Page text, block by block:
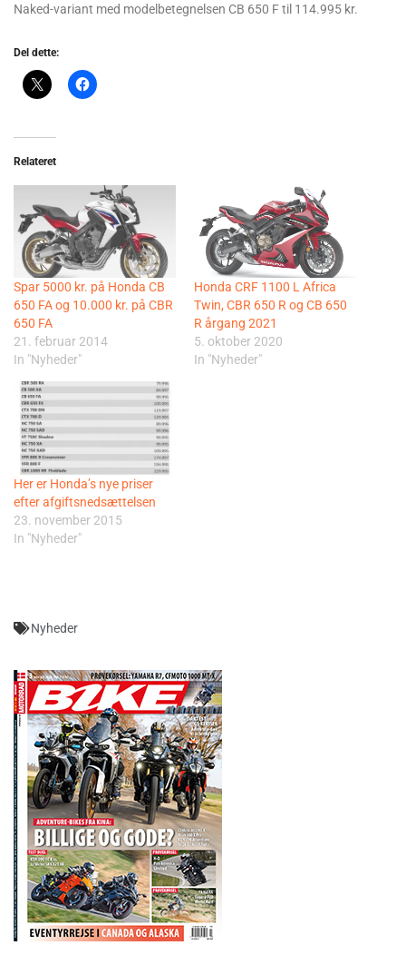
Naked-variant med modelbetegnelsen CB 650 F til 114.995 kr.
Del dette:
Relateret
Spar 5000 kr. på Honda CB
650 FA og 10.000 kr. på CBR
650 FA
21. februar 2014
In "Nyheder"
Honda CRF 1100 L Africa
Twin, CBR 650 R og CB 650
R årgang 2021
5. oktober 2020
In "Nyheder"
Her er Honda’s nye priser
efter afgiftsnedsættelsen
23. november 2015
In "Nyheder"
Nyheder